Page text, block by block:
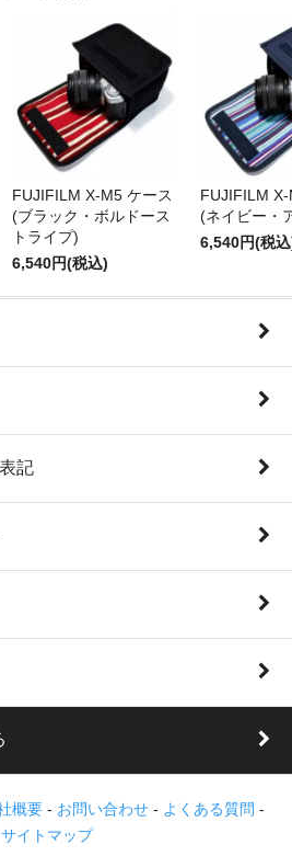
FUJIFILM X-M5 ケース
(ブラック・ボルドース
トライプ)
6,540円(税込)
FUJIFILM
(ネイビー・
6,540円(税
記
概要 - お問い合わせ - よくある質問 -
サイトマップ